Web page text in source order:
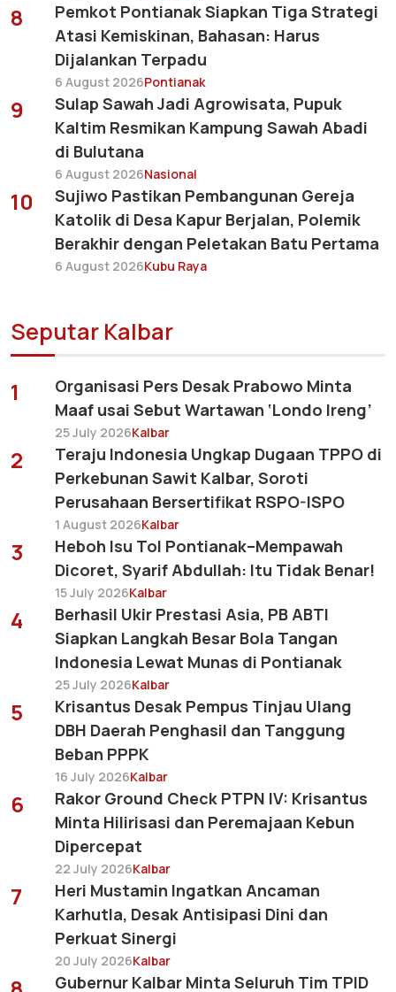
8
Pemkot Pontianak Siapkan Tiga Strategi
Atasi Kemiskinan, Bahasan: Harus
Dijalankan Terpadu
6 August 2026Pontianak
9
Sulap Sawah Jadi Agrowisata, Pupuk
Kaltim Resmikan Kampung Sawah Abadi
di Bulutana
6 August 2026Nasional
10
Sujiwo Pastikan Pembangunan Gereja
Katolik di Desa Kapur Berjalan, Polemik
Berakhir dengan Peletakan Batu Pertama
6 August 2026Kubu Raya
Seputar Kalbar
1
Organisasi Pers Desak Prabowo Minta
Maaf usai Sebut Wartawan ‘Londo Ireng’
25 July 2026Kalbar
2
Teraju Indonesia Ungkap Dugaan TPPO di
Perkebunan Sawit Kalbar, Soroti
Perusahaan Bersertifikat RSPO-ISPO
1 August 2026Kalbar
3
Heboh Isu Tol Pontianak–Mempawah
Dicoret, Syarif Abdullah: Itu Tidak Benar!
15 July 2026Kalbar
4
Berhasil Ukir Prestasi Asia, PB ABTI
Siapkan Langkah Besar Bola Tangan
Indonesia Lewat Munas di Pontianak
25 July 2026Kalbar
5
Krisantus Desak Pempus Tinjau Ulang
DBH Daerah Penghasil dan Tanggung
Beban PPPK
16 July 2026Kalbar
6
Rakor Ground Check PTPN IV: Krisantus
Minta Hilirisasi dan Peremajaan Kebun
Dipercepat
22 July 2026Kalbar
7
Heri Mustamin Ingatkan Ancaman
Karhutla, Desak Antisipasi Dini dan
Perkuat Sinergi
20 July 2026Kalbar
Gubernur Kalbar Minta Seluruh Tim TPID